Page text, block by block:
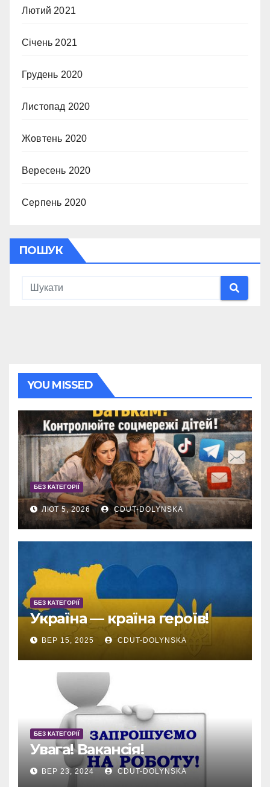
Лютий 2021
Січень 2021
Грудень 2020
Листопад 2020
Жовтень 2020
Вересень 2020
Серпень 2020
ПОШУК
YOU MISSED
БЕЗ КАТЕГОРІЇ
ЛЮТ 5, 2026 CDUT-DOLYNSKA
БЕЗ КАТЕГОРІЇ
Україна — країна героїв!
ВЕР 15, 2025 CDUT-DOLYNSKA
БЕЗ КАТЕГОРІЇ
Увага! Вакансія!
ВЕР 23, 2024 CDUT-DOLYNSKA